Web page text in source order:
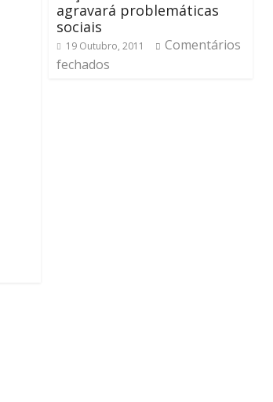
agravará problemáticas
sociais
19 Outubro, 2011
Comentários
fechados